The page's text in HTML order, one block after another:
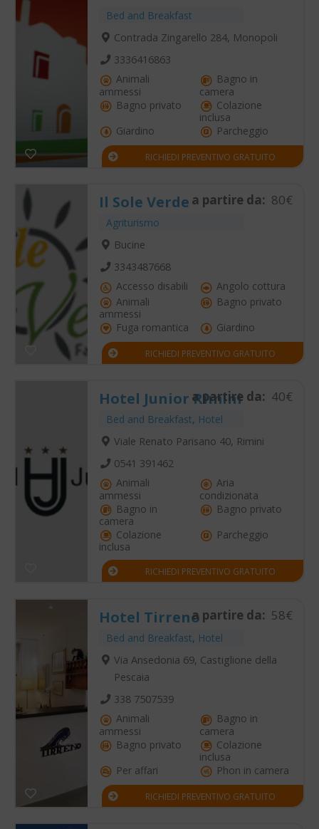
Bed and Breakfast
Contrada Zingarello 284, Monopoli
3336416863
Animali
ammessi
Bagno in
camera
Bagno privato
Colazione
inclusa
Giardino
Parcheggio
RICHIEDI PREVENTIVO GRATUITO
Il Sole Verde
Agriturismo
a partire da: 80€
Bucine
3343487668
Accesso disabili
Angolo cottura
Animali
ammessi
Bagno privato
Fuga romantica
Giardino
RICHIEDI PREVENTIVO GRATUITO
Hotel Junior Rimini
Bed and Breakfast, Hotel
a partire da: 40€
Viale Renato Parisano 40, Rimini
0541 391462
Animali
ammessi
Aria
condizionata
Bagno in
camera
Bagno privato
Colazione
inclusa
Parcheggio
RICHIEDI PREVENTIVO GRATUITO
Hotel Tirreno
Bed and Breakfast, Hotel
a partire da: 58€
Via Ansedonia 69, Castiglione della
Pescaia
338 7507539
Animali
ammessi
Bagno in
camera
Bagno privato
Colazione
inclusa
Per affari
Phon in camera
RICHIEDI PREVENTIVO GRATUITO